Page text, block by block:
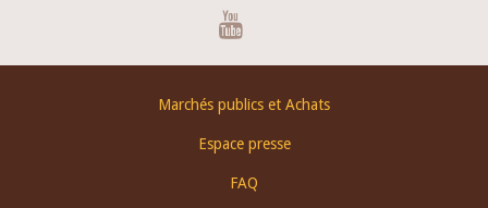
Marchés publics et Achats
Espace presse
FAQ